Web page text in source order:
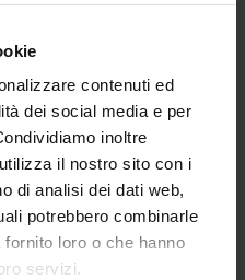
contenuti ed
dei social media e per
inoltre
il nostro sito con i
di analisi dei dati web,
potrebbero combinarle
loro o che hanno
servizi.